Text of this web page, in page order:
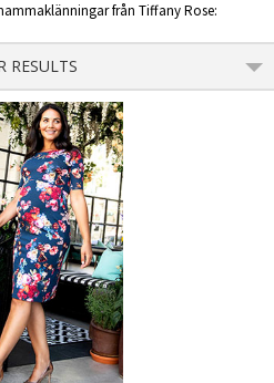
från Tiffany Rose:
RESULTS